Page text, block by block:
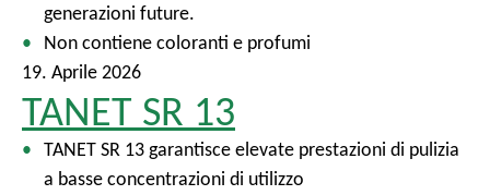
generazioni future.
Non contiene coloranti e profumi
19. Aprile 2026
TANET SR 13
TANET SR 13 garantisce elevate prestazioni di pulizia
a basse concentrazioni di utilizzo